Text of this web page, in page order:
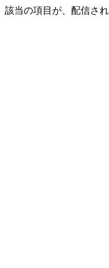
該当の項目が、配信され